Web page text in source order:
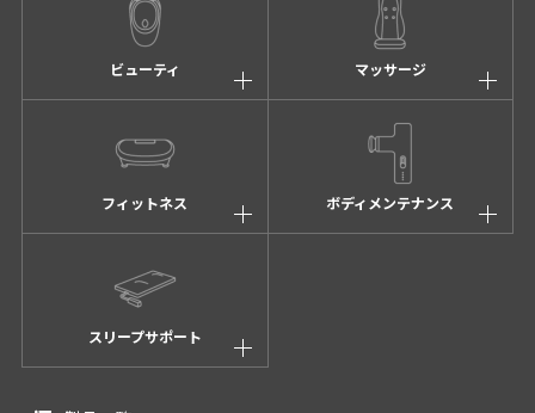
ビューティ マッサージ
フィットネス ボディメンテナンス
スリープサポート